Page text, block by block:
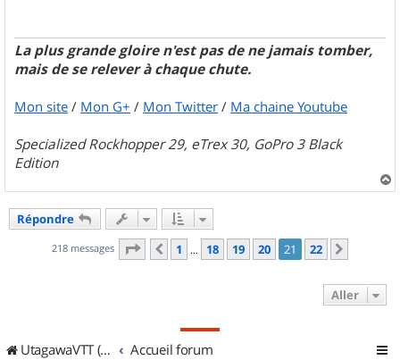
La plus grande gloire n'est pas de ne jamais tomber,
mais de se relever à chaque chute.
Mon site / Mon G+ / Mon Twitter / Ma chaine Youtube
Specialized Rockhopper 29, eTrex 30, GoPro 3 Black
Edition
a
Répondre
218 messages Page 21 sur22
Précédent
1 … 18 19 20 21 22
Aller
UtagawaVTT (Randos VTT et VTTAE avec traces GPS) Accueil forum